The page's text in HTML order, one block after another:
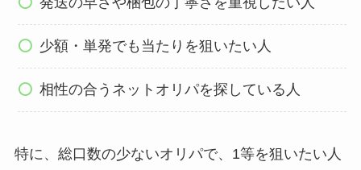
少額・単発でも当たりを狙いたい人
相性の合うネットオリパを探している人
特に、総口数の少ないオリパで、1等を狙いたい人